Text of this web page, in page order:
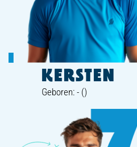
KERSTEN
Geboren: - ()